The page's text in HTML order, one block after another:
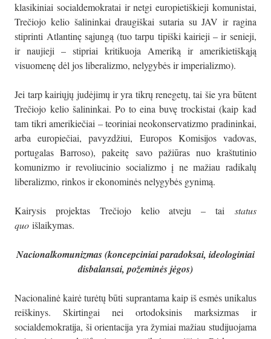
klasikiniai socialdemokratai ir netgi europietiškieji komunistai,
Trečiojo kelio šalininkai draugiškai sutaria su JAV ir ragina
stiprinti Atlantinę sąjungą (tuo tarpu tipiški kairieji – ir senieji,
ir naujieji – stipriai kritikuoja Ameriką ir amerikietiškąją
visuomenę dėl jos liberalizmo, nelygybės ir imperializmo).
Jei tarp kairiųjų judėjimų ir yra tikrų renegetų, tai šie yra būtent
Trečiojo kelio šalininkai. Po to eina buvę trockistai (kaip kad
tam tikri amerikiečiai – teoriniai neokonservatizmo pradininkai,
arba europiečiai, pavyzdžiui, Europos Komisijos vadovas,
portugalas Barroso), pakeitę savo pažiūras nuo kraštutinio
komunizmo ir revoliucinio socializmo į ne mažiau radikalų
liberalizmo, rinkos ir ekonominės nelygybės gynimą.
Kairysis projektas Trečiojo kelio atveju – tai status
quo išlaikymas.
Nacionalkomunizmas (koncepciniai paradoksai, ideologiniai
disbalansai, požeminės jėgos)
Nacionalinė kairė turėtų būti suprantama kaip iš esmės unikalus
reiškinys. Skirtingai nei ortodoksinis marksizmas ir
socialdemokratija, ši orientacija yra žymiai mažiau studijuojama